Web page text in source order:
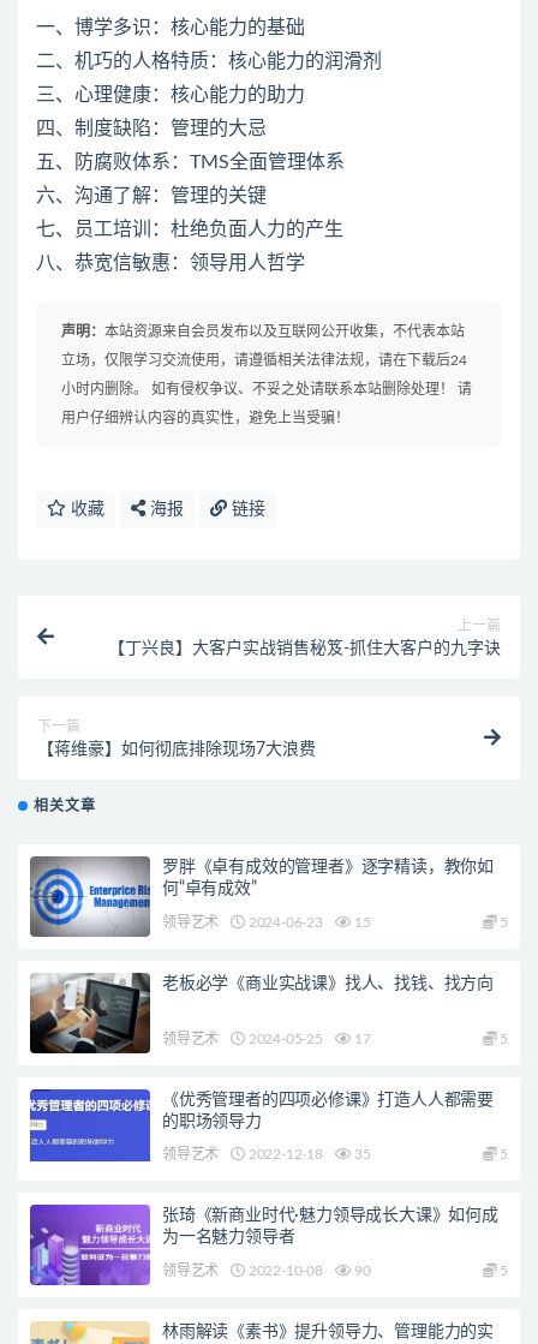
一、博学多识：核心能力的基础
二、机巧的人格特质：核心能力的润滑剂
三、心理健康：核心能力的助力
四、制度缺陷：管理的大忌
五、防腐败体系：TMS全面管理体系
六、沟通了解：管理的关键
七、员工培训：杜绝负面人力的产生
八、恭宽信敏惠：领导用人哲学
声明： 本站资源来自会员发布以及互联网公开收集，不代表本站
立场，仅限学习交流使用，请遵循相关法律法规，请在下载后24
小时内删除。 如有侵权争议、不妥之处请联系本站删除处理！ 请
用户仔细辨认内容的真实性，避免上当受骗！
收藏 海报 链接
上一篇
【丁兴良】大客户实战销售秘笈-抓住大客户的九字诀
下一篇
【蒋维豪】如何彻底排除现场7大浪费
相关文章
罗胖《卓有成效的管理者》逐字精读，教你如
何“卓有成效”
领导艺术 2024-06-23 15 5
老板必学《商业实战课》找人、找钱、找方向
领导艺术 2024-05-25 17 5
《优秀管理者的四项必修课》打造人人都需要
的职场领导力
领导艺术 2022-12-18 35 5
张琦《新商业时代·魅力领导成长大课》如何成
为一名魅力领导者
领导艺术 2022-10-08 90 5
林雨解读《素书》提升领导力、管理能力的实